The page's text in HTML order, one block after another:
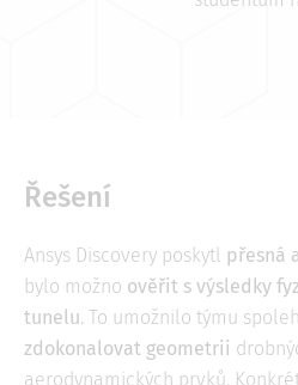
Řešení
Ansys Discovery poskytl přesná
bylo možno ověřit s výsledky
tunelu. To umožnilo týmu
zdokonalovat geometrii
aerodynamických prvků.